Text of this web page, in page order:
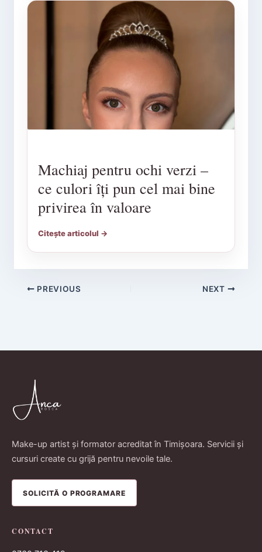
Machiaj pentru ochi verzi –
ce culori îți pun cel mai bine
privirea în valoare
Citește articolul →
PREVIOUS NEXT
Make-up artist și formator acreditat în Timișoara. Servicii și
cursuri create cu grijă pentru nevoile tale.
SOLICITĂ O PROGRAMARE
CONTACT